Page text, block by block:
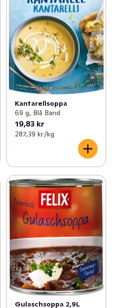
Kantarellsoppa
69 g, Blå Band
19,83 kr
287,39 kr /kg
Gulaschsoppa 2,9L